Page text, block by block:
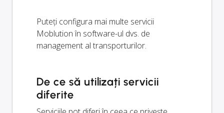
Puteți configura mai multe servicii
Moblution în software-ul dvs. de
management al transporturilor.
De ce să utilizați servicii
diferite